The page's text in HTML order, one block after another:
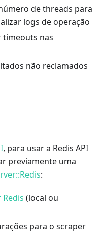
de threads para
logs de operação
timeouts nas
não reclamados
, para usar a Redis API
previamente uma
:
(local ou
para o scraper